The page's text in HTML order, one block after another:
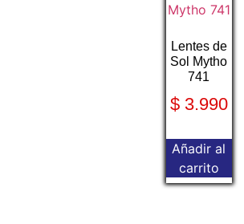
Lentes de
Sol Mytho
741
$3.990
Añadir al
carrito